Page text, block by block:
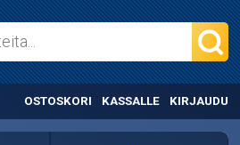
OSTOSKORI KASSALLE KIRJAUDU